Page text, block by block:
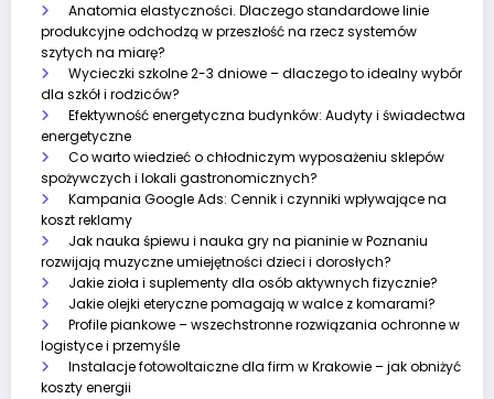
Anatomia elastyczności. Dlaczego standardowe linie
produkcyjne odchodzą w przeszłość na rzecz systemów
szytych na miarę?
Wycieczki szkolne 2-3 dniowe – dlaczego to idealny wybór
dla szkół i rodziców?
Efektywność energetyczna budynków: Audyty i świadectwa
energetyczne
Co warto wiedzieć o chłodniczym wyposażeniu sklepów
spożywczych i lokali gastronomicznych?
Kampania Google Ads: Cennik i czynniki wpływające na
koszt reklamy
Jak nauka śpiewu i nauka gry na pianinie w Poznaniu
rozwijają muzyczne umiejętności dzieci i dorosłych?
Jakie zioła i suplementy dla osób aktywnych fizycznie?
Jakie olejki eteryczne pomagają w walce z komarami?
Profile piankowe – wszechstronne rozwiązania ochronne w
logistyce i przemyśle
Instalacje fotowoltaiczne dla firm w Krakowie – jak obniżyć
koszty energii